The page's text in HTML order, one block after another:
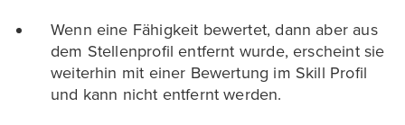
Wenn eine Fähigkeit bewertet, dann aber aus
dem Stellenprofil entfernt wurde, erscheint sie
weiterhin mit einer Bewertung im Skill Profil
und kann nicht entfernt werden.